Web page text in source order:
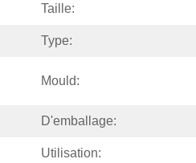
Taille:
Type:
Mould:
D'emballage:
Utilisation: